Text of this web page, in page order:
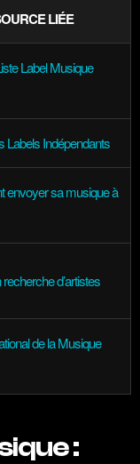
LIÉE
Label Musique
Labels Indépendants
envoyer sa musique à
d’artistes
de la Musique
: